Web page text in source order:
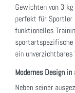
Gewichten von 3
perfekt für Sportler
funktionelles
ein
Modernes Design
Neben seiner